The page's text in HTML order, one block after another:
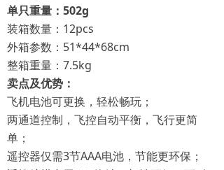
单只重量：502g
装箱数量：12pcs
外箱参数：51*44*68cm
整箱重量：7.5kg
卖点及优势：
飞机电池可更换，轻松畅玩；
两通道控制，飞控自动平衡，飞行更简
单；
遥控器仅需3节AAA电池，节能更环保；